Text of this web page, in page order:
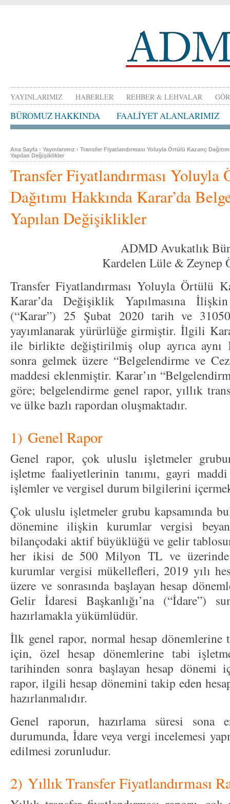
BÜROMUZ HAKKINDA FAALİYET ALANLARIMIZ
YAYINLARIMIZ HABERLER REHBER & LEHVALAR
Ana Sayfa › Yayınlarımız › Transfer Fiyatlandırması Yoluyla Örtülü Kazanç
Yapılan Değişiklikler
Transfer Fiyatlandırması Yoluyla
Dağıtımı Hakkında Karar’da
Yapılan Değişiklikler
ADMD Avukatlık
Kardelen Lüle & Zeynep
Transfer Fiyatlandırması Yoluyla Örtülü
Karar’da Değişiklik Yapılmasına
(“Karar”) 25 Şubat 2020 tarih ve 31050
yayımlanarak yürürlüğe girmiştir. İlgili
ile birlikte değiştirilmiş olup ayrıca aynı
sonra gelmek üzere “Belgelendirme ve
maddesi eklenmiştir. Karar’ın
göre; belgelendirme genel rapor, yıllık
ve ülke bazlı rapordan oluşmaktadır.
1) Genel Rapor
Genel rapor, çok uluslu işletmeler
işletme faaliyetlerinin tanımı, gayri
işlemler ve vergisel durum bilgilerini
Çok uluslu işletmeler grubu kapsamında
dönemine ilişkin kurumlar vergisi
bilançodaki aktif büyüklüğü ve gelir
her ikisi de 500 Milyon TL ve üzerinde
kurumlar vergisi mükellefleri, 2019 yılı
üzere ve sonrasında başlayan hesap
Gelir İdaresi Başkanlığı’na (“İdare”)
hazırlamakla yükümlüdür.
İlk genel rapor, normal hesap dönemlerine
için, özel hesap dönemlerine tabi
tarihinden sonra başlayan hesap dönemi
rapor, ilgili hesap dönemini takip eden
hazırlanmalıdır.
Genel raporun, hazırlama süresi sona
durumunda, İdare veya vergi incelemesi
edilmesi zorunludur.
2) Yıllık Transfer Fiyatlandırması